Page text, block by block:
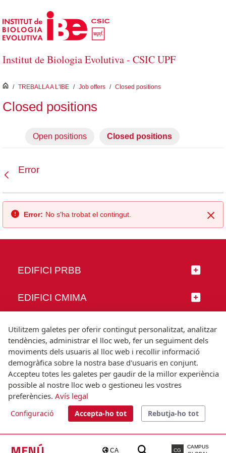
Salta al contingut principal
Institut de Biologia Evolutiva - CSIC UPF
CA CG
CAMPUS
inici
/ TREBALLA A L'IBE / Job offers / Closed positions
Closed positions
Open positions Closed positions
Error
Error: No s'ha trobat el contingut.
EDIFICI PRBB
EDIFICI CMIMA
SEGUEIX-NOS
© Universitat Pompeu Fabra
Barcelona
T.(+34) 93 542 20 00
Utilitzem galetes per oferir contingut personalitzat, analitzar
tendències, administrar el lloc web, fer un seguiment dels
moviments dels usuaris al lloc web i recollir informació
demogràfica sobre la nostra base d'usuaris en conjunt.
Accepteu totes les galetes per gaudir de la millor experiència
possible al nostre lloc web o gestioneu les vostres
preferències. Avís legal
Configuració Accepta-ho tot Rebutja-ho tot